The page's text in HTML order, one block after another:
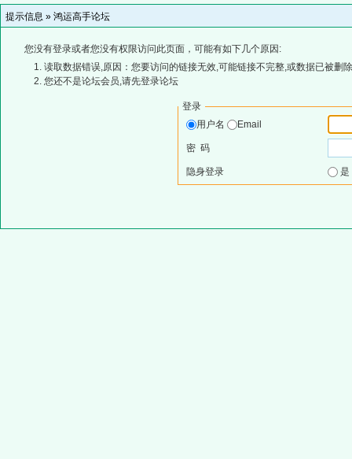
提示信息 » 鸿运高手论坛
您没有登录或者您没有权限访问此页面，可能有如下几个原因:
读取数据错误,原因：您要访问的链接无效,可能链接不完整,或数据已被删
您还不是论坛会员,请先登录论坛
登录
用户名
Email
密 码
隐身登录